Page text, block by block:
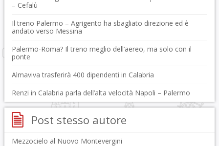
– Cefalù
Il treno Palermo – Agrigento ha sbagliato direzione ed è
andato verso Messina
Palermo-Roma? Il treno meglio dell’aereo, ma solo con il
ponte
Almaviva trasferirà 400 dipendenti in Calabria
Renzi in Calabria parla dell’alta velocità Napoli – Palermo
Post stesso autore
Mezzocielo al Nuovo Montevergini